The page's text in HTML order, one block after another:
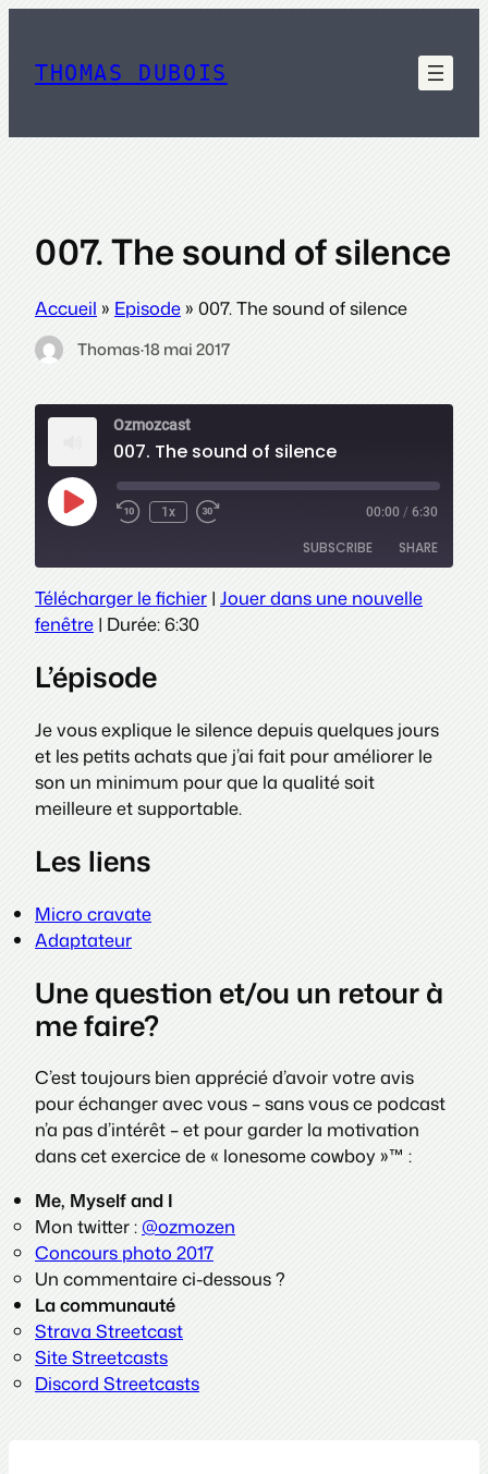
contenu
THOMAS DUBOIS
007. The sound of silence
Accueil » Episode » 007. The sound of silence
Thomas·18 mai 2017
Ozmozcast
007. The sound of silence
Play
Episode
1x 00:00 / 6:30
SUBSCRIBE SHARE
RSS FEED
SHARE
Télécharger le fichier | Jouer dans une nouvelle
fenêtre | Durée: 6:30
L’épisode
Je vous explique le silence depuis quelques jours
et les petits achats que j’ai fait pour améliorer le
son un minimum pour que la qualité soit
meilleure et supportable.
Les liens
Micro cravate
Adaptateur
Une question et/ou un retour à
me faire?
C’est toujours bien apprécié d’avoir votre avis
pour échanger avec vous – sans vous ce podcast
n’a pas d’intérêt – et pour garder la motivation
dans cet exercice de « lonesome cowboy »™ :
Me, Myself and I
Mon twitter : @ozmozen
Concours photo 2017
Un commentaire ci-dessous ?
La communauté
Strava Streetcast
Site Streetcasts
Discord Streetcasts